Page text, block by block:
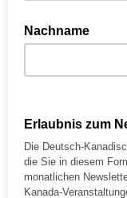
Nachname
Erlaubnis zum
Die Deutsch-
die Sie in diesem
monatlichen
Kanada-